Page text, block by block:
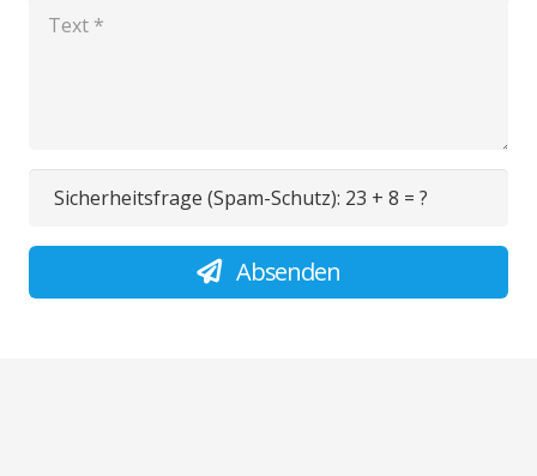
Sicherheitsfrage (Spam-Schutz): 23 + 8 = ?
Absenden